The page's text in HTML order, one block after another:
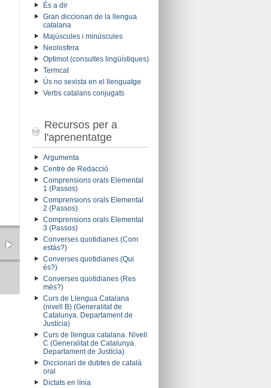
És a dir
Gran diccionari de la llengua
catalana
Majúscules i minúscules
Neolosfera
Optimot (consultes lingüístiques)
Termcat
Ús no sexista en el llenguatge
Verbs catalans conjugats
Recursos per a
l'aprenentatge
Argumenta
Centre de Redacció
Comprensions orals Elemental
1 (Passos)
Comprensions orals Elemental
2 (Passos)
Comprensions orals Elemental
3 (Passos)
Converses quotidianes (Com
estàs?)
Converses quotidianes (Qui
és?)
Converses quotidianes (Res
més?)
Curs de Llengua Catalana
(nivell B) (Generalitat de
Catalunya. Departament de
Justícia)
Curs de llengua catalana. Nivell
C (Generalitat de Catalunya.
Departament de Justícia)
Diccionari de dubtes de català
oral
Dictats en línia